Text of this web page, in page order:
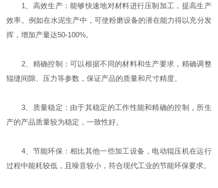
1、高效生产：能够快速地对材料进行压制加工，提高生产
效率。例如在水泥生产中，可使粉磨设备的潜在能力得以充分发
挥，增加产量达50-100%。
2、精确控制：可以根据不同的材料和生产要求，精确调整
辊缝间隙、压力等参数，保证产品的质量和尺寸精度。
3、质量稳定：由于其稳定的工作性能和精确的控制，所生
产的产品质量较为稳定，一致性好。
4、节能环保：相比其他一些加工设备，电动辊压机在运行
过程中能耗较低，且噪音较小，符合现代工业的节能环保要求。